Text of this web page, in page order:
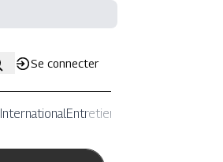
Se connecter
InternationalEntretiens